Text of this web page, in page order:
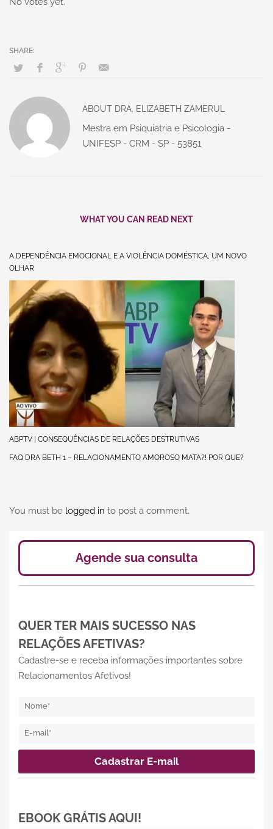
ABOUT DRA. ELIZABETH ZAMERUL
Mestra em Psiquiatria e Psicologia -
UNIFESP - CRM - SP - 53851
WHAT YOU CAN READ NEXT
A DEPENDÊNCIA EMOCIONAL E A VIOLÊNCIA DOMÉSTICA, UM NOVO
OLHAR
ABPTV | CONSEQUÊNCIAS DE RELAÇÕES DESTRUTIVAS
FAQ DRA BETH 1 – RELACIONAMENTO AMOROSO MATA?! POR QUE?
You must be logged in to post a comment.
Agende sua consulta
QUER TER MAIS SUCESSO NAS
RELAÇÕES AFETIVAS?
Cadastre-se e receba informações importantes sobre
Relacionamentos Afetivos!
EBOOK GRÁTIS AQUI!